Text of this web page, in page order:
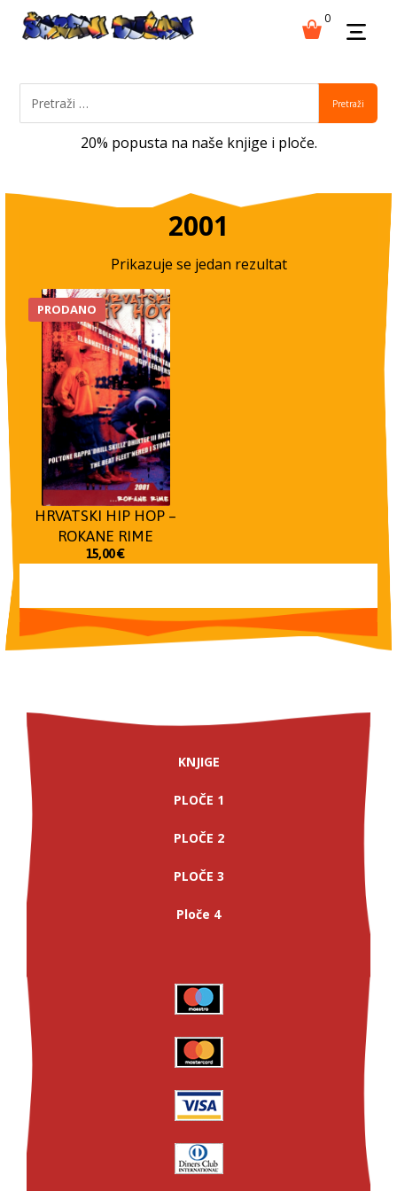
0
Pretraži
20% popusta na naše knjige i ploče.
2001
Prikazuje se jedan rezultat
PRODANO
HRVATSKI HIP HOP –
ROKANE RIME
15,00€
KNJIGE
PLOČE 1
PLOČE 2
PLOČE 3
Ploče 4